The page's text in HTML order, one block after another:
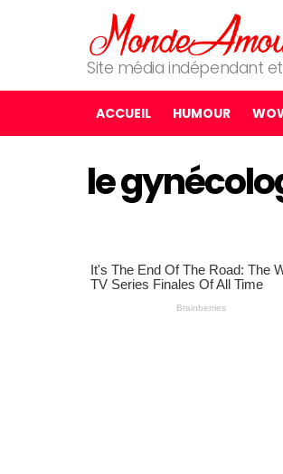
Site média indépendant
ACCUEIL HUMOUR
le